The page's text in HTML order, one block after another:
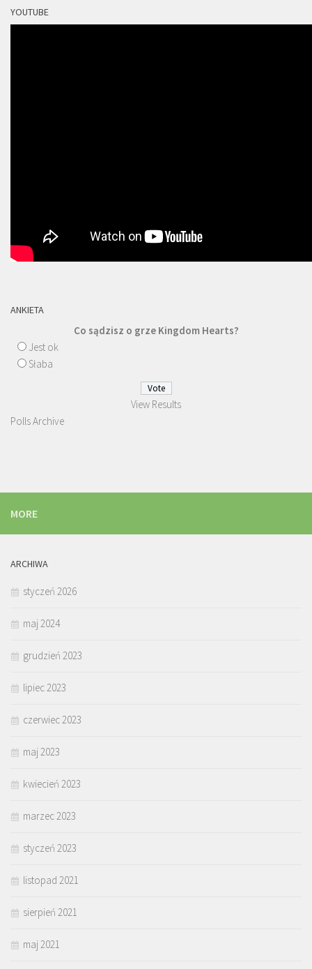
YOUTUBE
ANKIETA
Co sądzisz o grze Kingdom Hearts?
Jest ok
Słaba
View Results
Polls Archive
MORE
ARCHIWA
styczeń 2026
maj 2024
grudzień 2023
lipiec 2023
czerwiec 2023
maj 2023
kwiecień 2023
marzec 2023
styczeń 2023
listopad 2021
sierpień 2021
maj 2021